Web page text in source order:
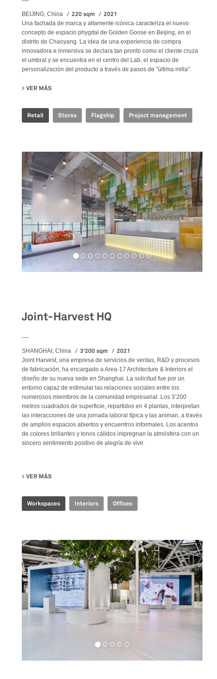
BEIJING, China 220 sqm 2021
Una fachada de marca y altamente icónica caracteriza el nuevo
concepto de espacio phygital de Golden Goose en Beijing, en el
distrito de Chaoyang. La idea de una experiencia de compra
innovadora e inmersiva se declara tan pronto como el cliente cruza
el umbral y se encuentra en el centro del Lab, el espacio de
personalización del producto a través de pasos de "última milla".
VER MÁS
Retail Stores Flagship Project management
Joint-Harvest HQ
SHANGHAI, China 3'200 sqm 2021
Joint Harvest, una empresa de servicios de ventas, R&D y procesos
de fabricación, ha encargado a Area-17 Architecture & Interiors el
diseño de su nueva sede en Shanghai. La solicitud fue por un
entorno capaz de estimular las relaciones sociales entre los
numerosos miembros de la comunidad empresarial. Los 3’200
metros cuadrados de superficie, repartidos en 4 plantas, interpretan
las interacciones de una jornada laboral típica y las animan, a través
de amplios espacios abiertos y encuentros informales. Los acentos
de colores brillantes y tonos cálidos impregnan la atmósfera con un
sincero sentimiento positivo de alegría de vivir.
VER MÁS
Workspaces Interiors Offices